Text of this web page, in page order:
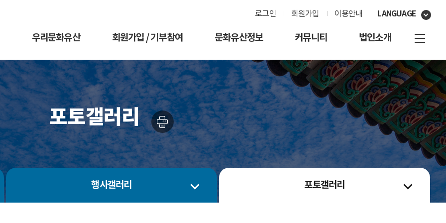
로그인 회원가입 이용안내 LANGUAGE
우리문화유산 회원가입 / 기부참여 문화유산정보 커뮤니티 법인소개
포토갤러리
행사갤러리 포토갤러리